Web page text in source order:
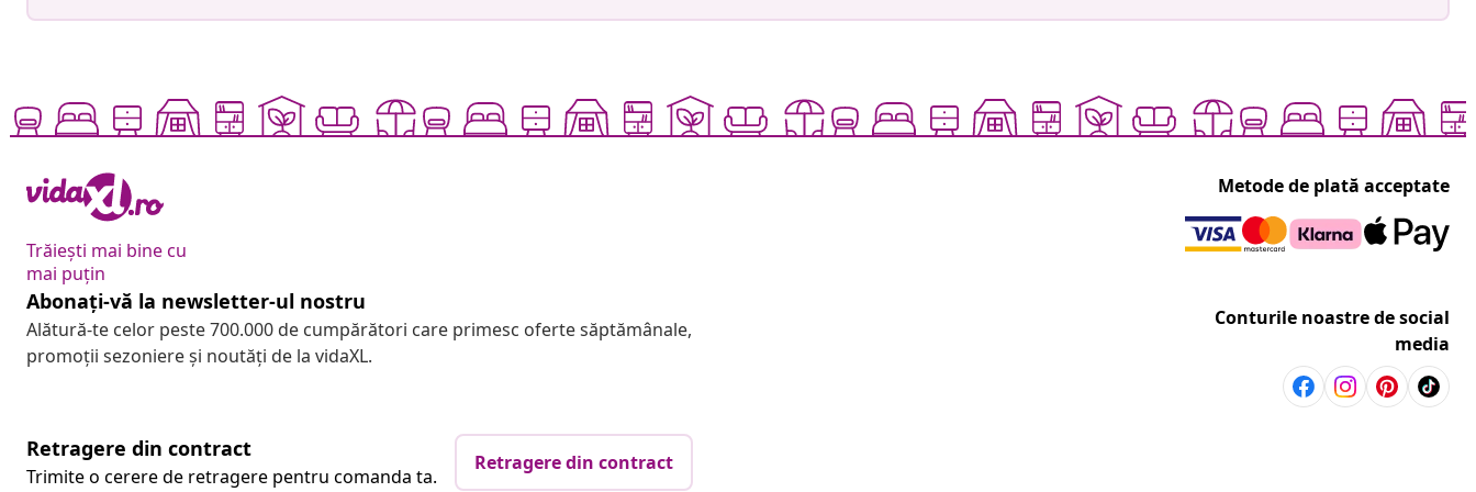
Trăiești mai bine cu
mai puțin
Metode de plată acceptate
Abonați-vă la newsletter-ul nostru
Alătură-te celor peste 700.000 de cumpărători care primesc oferte săptămânale,
promoții sezoniere și noutăți de la vidaXL.
Conturile noastre de social
media
Retragere din contract
Trimite o cerere de retragere pentru comanda ta.
Retragere din contract